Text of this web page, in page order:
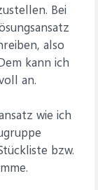
Bei
also
kann ich
an.
wie ich
bzw.